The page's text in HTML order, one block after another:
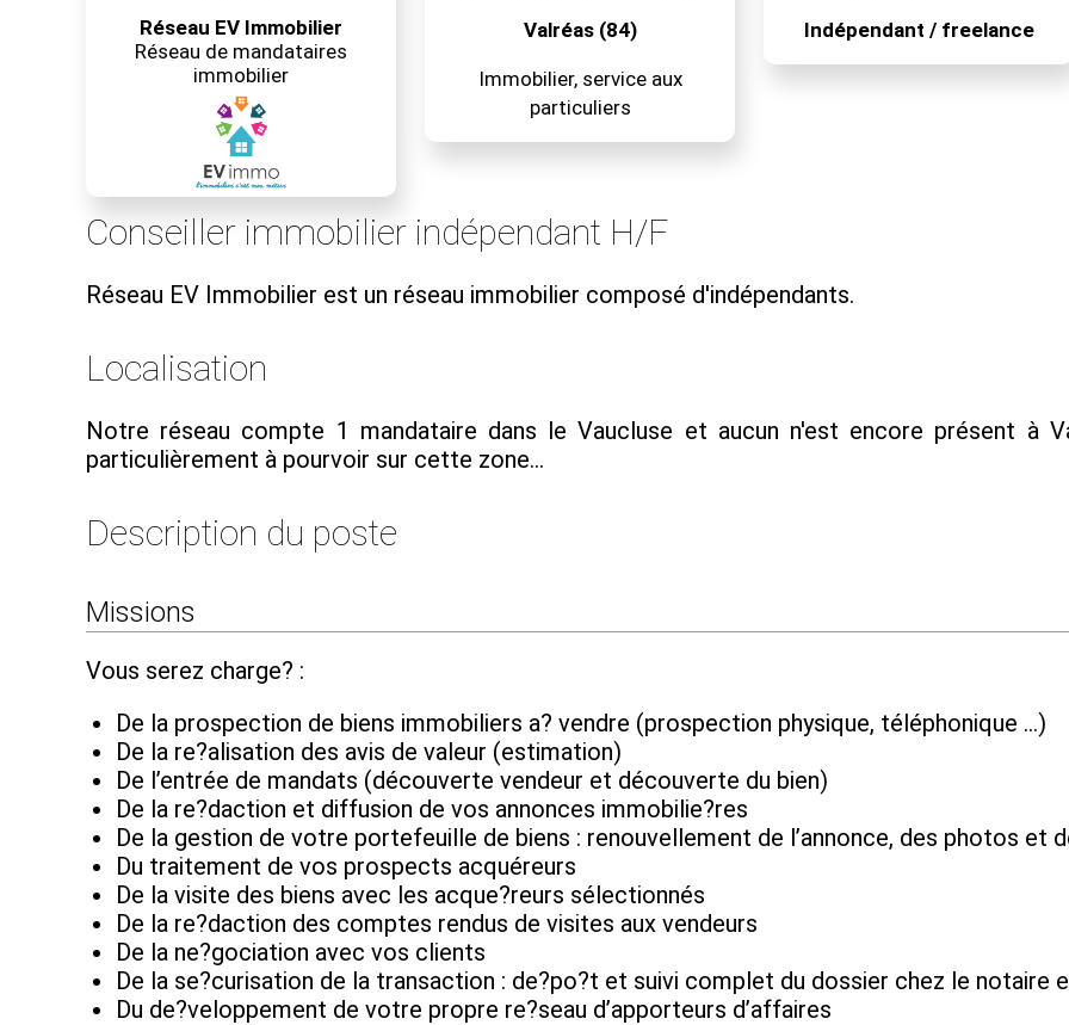
Réseau EV Immobilier
Réseau de mandataires
immobilier
Valréas (84)
Immobilier, service aux
particuliers
Indépendant / freelance
Conseiller immobilier indépendant H/F
Réseau EV Immobilier est un réseau immobilier composé d'indépendants.
Localisation
Notre réseau compte 1 mandataire dans le Vaucluse et aucun n'est encore présent à
particulièrement à pourvoir sur cette zone...
Description du poste
Missions
Vous serez charge? :
De la prospection de biens immobiliers a? vendre (prospection physique, téléphonique …)
De la re?alisation des avis de valeur (estimation)
De l’entrée de mandats (découverte vendeur et découverte du bien)
De la re?daction et diffusion de vos annonces immobilie?res
De la gestion de votre portefeuille de biens : renouvellement de l’annonce, des photos et
Du traitement de vos prospects acquéreurs
De la visite des biens avec les acque?reurs sélectionnés
De la re?daction des comptes rendus de visites aux vendeurs
De la ne?gociation avec vos clients
De la se?curisation de la transaction : de?po?t et suivi complet du dossier chez le notaire
Du de?veloppement de votre propre re?seau d’apporteurs d’affaires